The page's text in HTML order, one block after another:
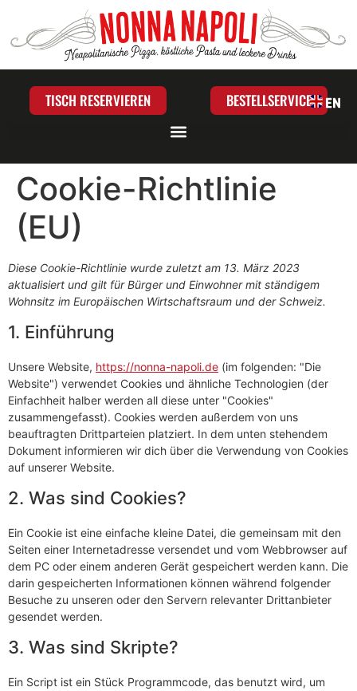
TISCH RESERVIEREN BESTELLSERVICE
Cookie-Richtlinie
(EU)
Diese Cookie-Richtlinie wurde zuletzt am 13. März 2023
aktualisiert und gilt für Bürger und Einwohner mit ständigem
Wohnsitz im Europäischen Wirtschaftsraum und der Schweiz.
1. Einführung
Unsere Website, https://nonna-napoli.de (im folgenden: "Die
Website") verwendet Cookies und ähnliche Technologien (der
Einfachheit halber werden all diese unter "Cookies"
zusammengefasst). Cookies werden außerdem von uns
beauftragten Drittparteien platziert. In dem unten stehendem
Dokument informieren wir dich über die Verwendung von Cookies
auf unserer Website.
2. Was sind Cookies?
Ein Cookie ist eine einfache kleine Datei, die gemeinsam mit den
Seiten einer Internetadresse versendet und vom Webbrowser auf
dem PC oder einem anderen Gerät gespeichert werden kann. Die
darin gespeicherten Informationen können während folgender
Besuche zu unseren oder den Servern relevanter Drittanbieter
gesendet werden.
3. Was sind Skripte?
Ein Script ist ein Stück Programmcode, das benutzt wird, um